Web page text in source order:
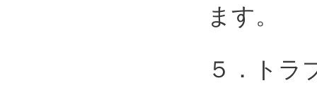
ます。
５．トラ